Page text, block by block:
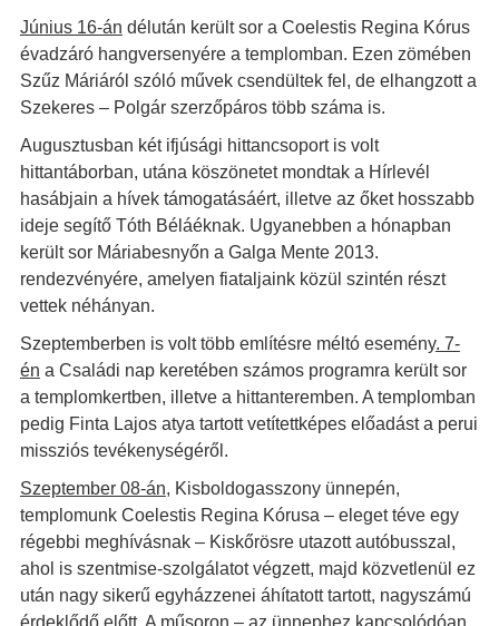
Június 16-án délután került sor a Coelestis Regina Kórus
évadzáró hangversenyére a templomban. Ezen zömében
Szűz Máriáról szóló művek csendültek fel, de elhangzott a
Szekeres – Polgár szerzőpáros több száma is.
Augusztusban két ifjúsági hittancsoport is volt
hittantáborban, utána köszönetet mondtak a Hírlevél
hasábjain a hívek támogatásáért, illetve az őket hosszabb
ideje segítő Tóth Béláéknak. Ugyanebben a hónapban
került sor Máriabesnyőn a Galga Mente 2013.
rendezvényére, amelyen fiataljaink közül szintén részt
vettek néhányan.
Szeptemberben is volt több említésre méltó esemény. 7-
én a Családi nap keretében számos programra került sor
a templomkertben, illetve a hittanteremben. A templomban
pedig Finta Lajos atya tartott vetítettképes előadást a perui
missziós tevékenységéről.
Szeptember 08-án, Kisboldogasszony ünnepén,
templomunk Coelestis Regina Kórusa – eleget téve egy
régebbi meghívásnak – Kiskőrösre utazott autóbusszal,
ahol is szentmise-szolgálatot végzett, majd közvetlenül ez
után nagy sikerű egyházzenei áhítatott tartott, nagyszámú
érdeklődő előtt. A műsoron – az ünnephez kapcsolódóan